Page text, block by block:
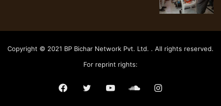
Copyright © 2021 BP Bichar Network Pvt. Ltd. . All rights reserved.
For reprint rights:
Facebook
TwitterYouTubeSoundCloud
Instagram